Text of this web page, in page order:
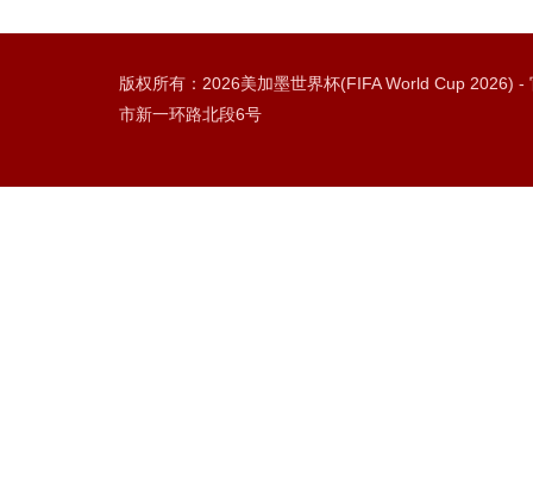
版权所有：2026美加墨世界杯(FIFA World Cup 2026)
市新一环路北段6号